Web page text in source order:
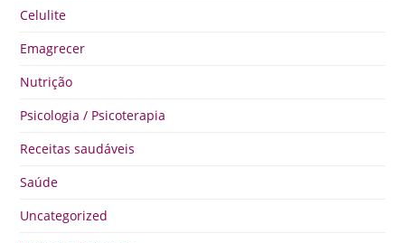
Celulite
Emagrecer
Nutrição
Psicologia / Psicoterapia
Receitas saudáveis
Saúde
Uncategorized